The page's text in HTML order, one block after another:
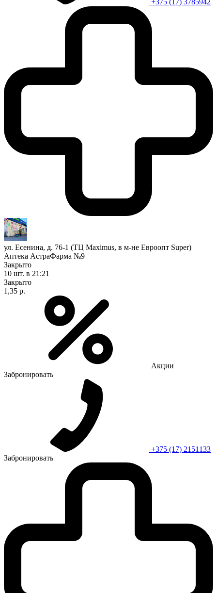
ул. Есенина, д. 76-1 (ТЦ Maximus, в м-не Евроопт Super)
Аптека АстраФарма №9
Закрыто
10 шт. в 21:21
Закрыто
1,35 р.
Акции
Забронировать
+375 (17) 2151133
Забронировать